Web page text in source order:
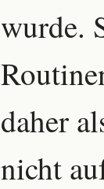
wurde.
daher
nicht